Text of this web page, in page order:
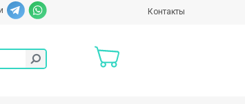
Контакты